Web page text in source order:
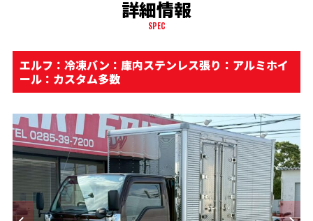
詳細情報
SPEC
エルフ：冷凍バン：庫内ステンレス張り：アルミホイ
ール：カスタム多数